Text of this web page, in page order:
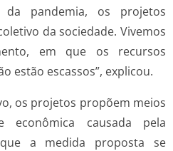
da pandemia, os projetos
da sociedade. Vivemos
em que os recursos
estão escassos”, explicou.
os projetos propõem meios
causada pela
que a medida proposta se